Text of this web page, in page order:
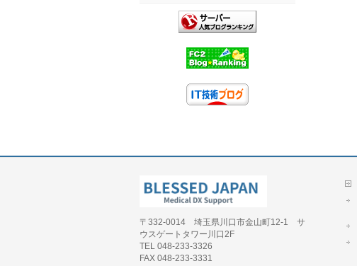
〒332-0014 埼玉県川口市金山町12-1 サ
ウスゲートタワー川口2F
TEL 048-233-3326
FAX 048-233-3331